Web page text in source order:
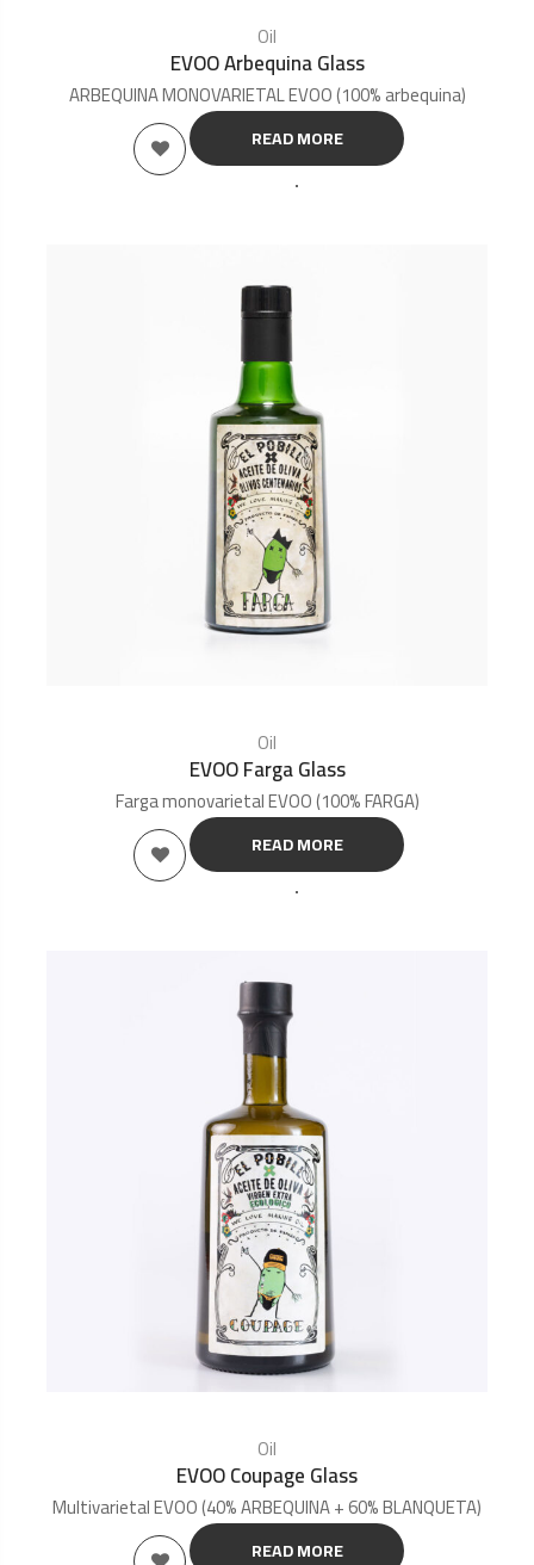
Oil
EVOO Arbequina Glass
ARBEQUINA MONOVARIETAL EVOO (100% arbequina)
READ MORE
Oil
EVOO Farga Glass
Farga monovarietal EVOO (100% FARGA)
READ MORE
Oil
EVOO Coupage Glass
Multivarietal EVOO (40% ARBEQUINA + 60% BLANQUETA)
READ MORE